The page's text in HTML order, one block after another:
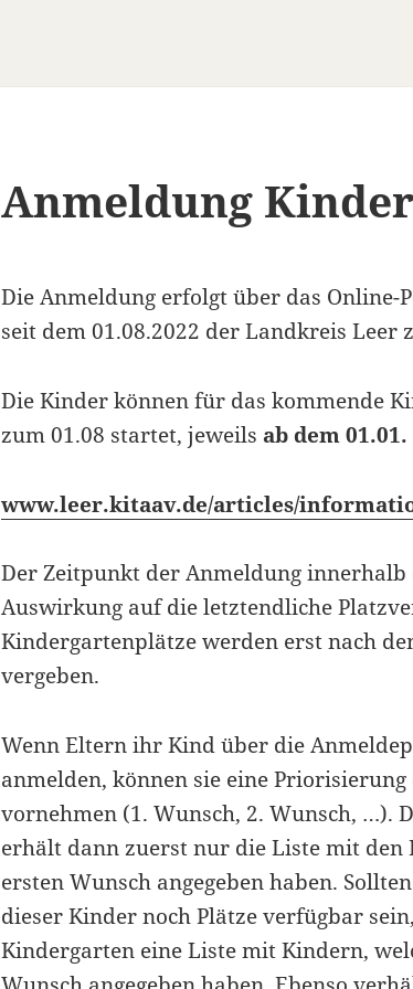
Anmeldung
Die Anmeldung erfolgt über das Online-
seit dem 01.08.2022 der Landkreis Leer
Die Kinder können für das kommende
zum 01.08 startet, jeweils ab dem 01.01.
www.leer.kitaav.de/articles/
Der Zeitpunkt der Anmeldung innerhalb
Auswirkung auf die letztendliche
Kindergartenplätze werden erst nach
vergeben.
Wenn Eltern ihr Kind über die
anmelden, können sie eine
vornehmen (1. Wunsch, 2. Wunsch, …).
erhält dann zuerst nur die Liste mit den
ersten Wunsch angegeben haben.
dieser Kinder noch Plätze verfügbar
Kindergarten eine Liste mit Kindern,